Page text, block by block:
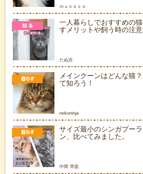
ｍｕｎｏｃｏ
一人暮らしでおすすめの
すメリットや飼う時の注意
たぬ吉
メインクーンはどんな猫
て知ろう！
nekoninja
サイズ最小のシンガプー
ン、比べてみました。
中岡 早苗